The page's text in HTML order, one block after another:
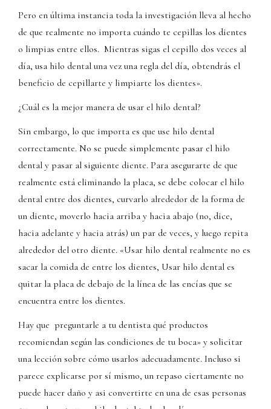
Pero en última instancia toda la investigación lleva al hecho
de que realmente no importa cuándo te cepillas los dientes
o limpias entre ellos. Mientras sigas el cepillo dos veces al
día, usa hilo dental una vez una regla del día, obtendrás el
beneficio de cepillarte y limpiarte los dientes».
¿Cuál es la mejor manera de usar el hilo dental?
Sin embargo, lo que importa es que use hilo dental
correctamente. No se puede simplemente pasar el hilo
dental y pasar al siguiente diente. Para asegurarte de que
realmente está eliminando la placa, se debe colocar el hilo
dental entre dos dientes, curvarlo alrededor de la forma de
un diente, moverlo hacia arriba y hacia abajo (no, dice,
hacia adelante y hacia atrás) un par de veces, y luego repita
alrededor del otro diente. «Usar hilo dental realmente no es
sacar la comida de entre los dientes, Usar hilo dental es
quitar la placa de debajo de la línea de las encías que se
encuentra entre los dientes.
Hay que preguntarle a tu dentista qué productos
recomiendan según las condiciones de tu boca» y solicitar
una lección sobre cómo usarlos adecuadamente. Incluso si
parece explicarse por sí mismo, un repaso ciertamente no
puede hacer daño y asi convertirte en una de esas personas